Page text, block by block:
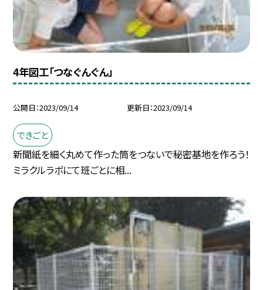
4年図工「つなぐんぐん」
公開日 2023/09/14 更新日 2023/09/14
できごと
新聞紙を細く丸めて作った筒をつないで秘密基地を作ろう！
ミラクルラボにて班ごとに相...